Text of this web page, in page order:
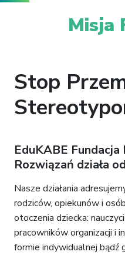
Misja
Stop
EduKABE
Rozwiązań działa
Nasze działania
rodziców, opiekunów i
otoczenia dziecka:
pracowników organizacji i
formie indywidualnej bądź